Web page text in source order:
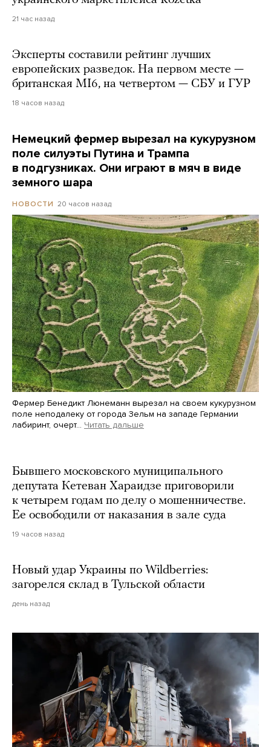
21 час назад
Эксперты составили рейтинг лучших
европейских разведок. На первом месте —
британская MI6, на четвертом — СБУ и ГУР
18 часов назад
Немецкий фермер вырезал на кукурузном
поле силуэты Путина и Трампа
в подгузниках. Они играют в мяч в виде
земного шара
НОВОСТИ 20 часов назад
Фермер Бенедикт Люнеманн вырезал на своем кукурузном
поле неподалеку от города Зельм на западе Германии
лабиринт, очерт… Читать дальше
Бывшего московского муниципального
депутата Кетеван Хараидзе приговорили
к четырем годам по делу о мошенничестве.
Ее освободили от наказания в зале суда
19 часов назад
Новый удар Украины по Wildberries:
загорелся склад в Тульской области
день назад